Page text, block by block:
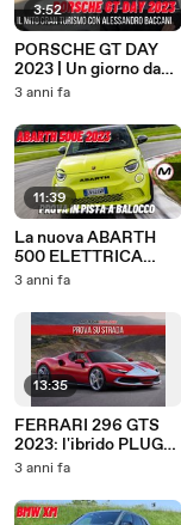
3:52
PORSCHE GT DAY
2023 | Un giorno da
Gran Turismo
3 anni fa
11:39
La nuova ABARTH
500 ELETTRICA
2023: la PROVA IN
3 anni fa
13:35
FERRARI 296 GTS
2023: l'ibrido PLUG-
IN al servizio del
CIELO APERTO
3 anni fa